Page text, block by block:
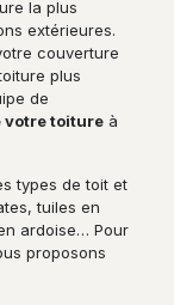
la plus
extérieures.
couverture
plus
de
votre toiture à
types de toit et
tuiles en
ardoise… Pour
proposons